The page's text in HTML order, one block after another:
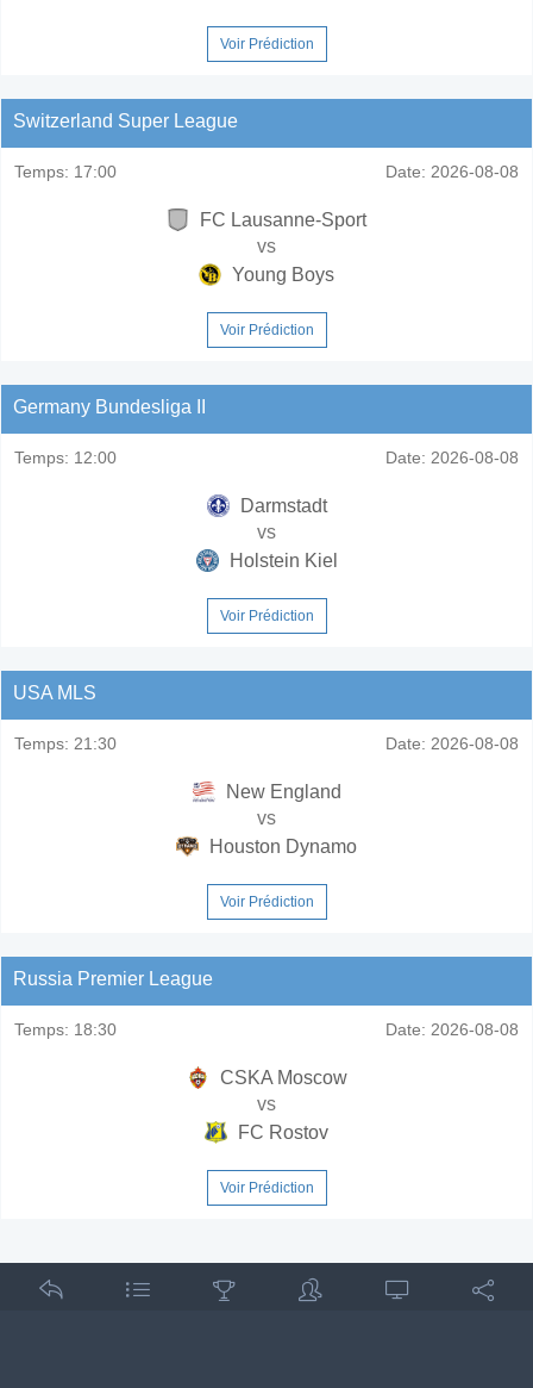
Voir Prédiction
Switzerland Super League
Temps: 17:00 Date: 2026-08-08
FC Lausanne-Sport
vs
Young Boys
Voir Prédiction
Germany Bundesliga II
Temps: 12:00 Date: 2026-08-08
Darmstadt
vs
Holstein Kiel
Voir Prédiction
USA MLS
Temps: 21:30 Date: 2026-08-08
New England
vs
Houston Dynamo
Voir Prédiction
Russia Premier League
Temps: 18:30 Date: 2026-08-08
CSKA Moscow
vs
FC Rostov
Voir Prédiction